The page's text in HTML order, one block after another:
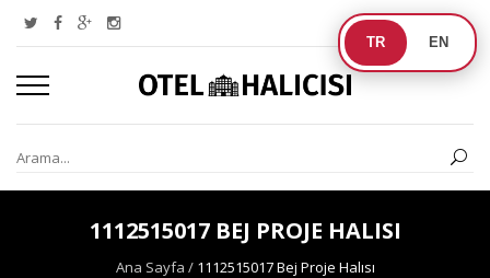
TR EN
1112515017 BEJ PROJE HALISI
Ana Sayfa / 1112515017 Bej Proje Halısı